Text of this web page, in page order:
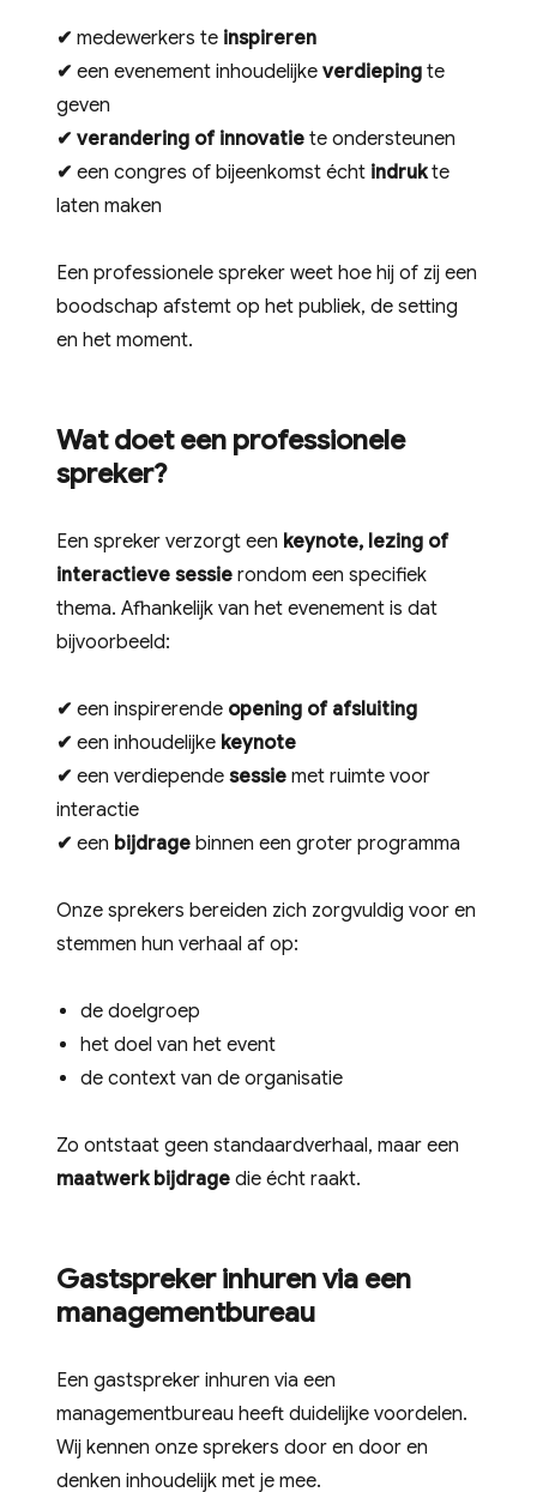
✔ medewerkers te inspireren
✔ een evenement inhoudelijkeverdieping te
geven
✔ verandering of innovatie te ondersteunen
✔ een congres of bijeenkomst écht indrukte
laten maken
Een professionele spreker weet hoe hij of zij een
boodschap afstemt op het publiek, de setting
en het moment.
Wat doet een professionele
spreker?
Een spreker verzorgt een keynote, lezing of
interactieve sessie rondom een specifiek
thema. Afhankelijk van het evenement is dat
bijvoorbeeld:
✔een inspirerende opening of afsluiting
✔een inhoudelijke keynote
✔een verdiependesessie met ruimte voor
interactie
✔een bijdrage binnen een groter programma
Onze sprekers bereiden zich zorgvuldig voor en
stemmen hun verhaal af op:
de doelgroep
het doel van het event
de context van de organisatie
Zo ontstaat geen standaardverhaal, maar een
maatwerk bijdrage die écht raakt.
Gastspreker inhuren via een
managementbureau
Een gastspreker inhuren via een
managementbureau heeft duidelijke voordelen.
Wij kennen onze sprekers door en door en
denken inhoudelijk met je mee.